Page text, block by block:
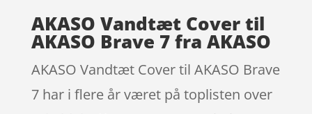
AKASO Vandtæt Cover til
AKASO Brave 7 fra AKASO
AKASO Vandtæt Cover til AKASO Brave
7 har i flere år været på toplisten over